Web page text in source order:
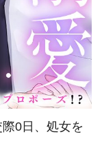
0日、処女を